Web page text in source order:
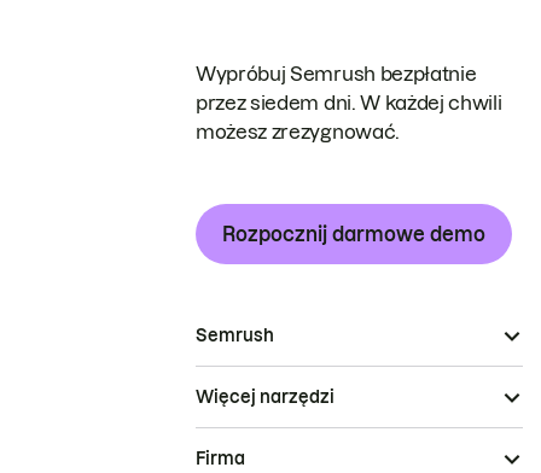
Wypróbuj Semrush bezpłatnie
przez siedem dni. W każdej chwili
możesz zrezygnować.
Rozpocznij darmowe demo
Semrush
Więcej narzędzi
Firma